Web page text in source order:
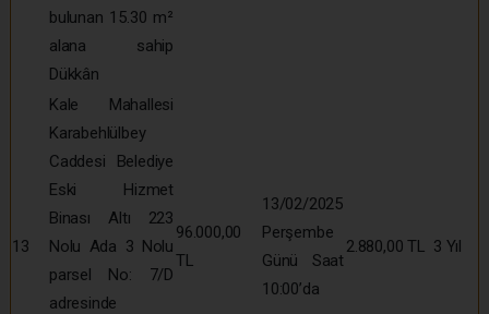
bulunan 15.30 m²
alana sahip
Dükkân
13
Kale Mahallesi
Karabehlülbey
Caddesi Belediye
Eski Hizmet
Binası Altı 223
Nolu Ada 3 Nolu
parsel No: 7/D
adresinde
96.000,00
TL
13/02/2025
Perşembe
Günü Saat
10:00’da
2.880,00 TL 3 Yıl